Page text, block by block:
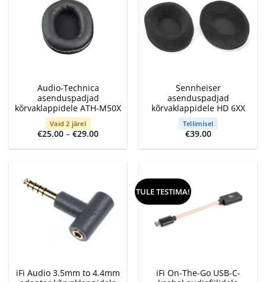
Audio-Technica
asenduspadjad
kõrvaklappidele ATH-M50X
Vaid 2 järel
€25.00 – €29.00Price
€25.00
Sennheiser
asenduspadjad
kõrvaklappidele HD 6XX
Tellimisel
€39.00
iFi Audio 3.5mm to 4.4mm
TULE TESTIMA!
iFi On-The-Go USB-C-